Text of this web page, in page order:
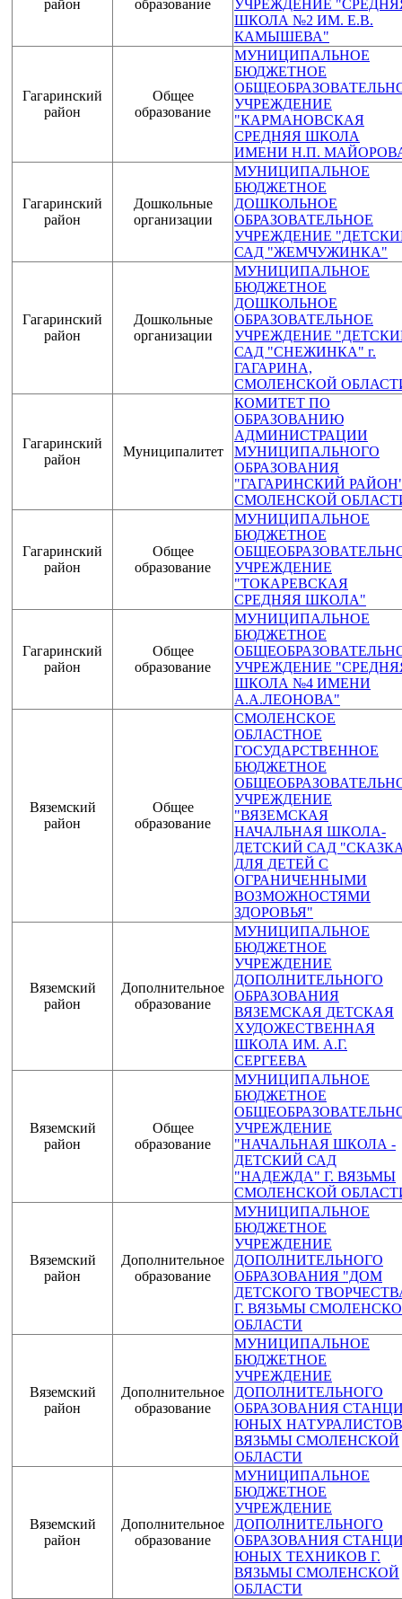
район образование
УЧРЕЖДЕНИЕ
ШКОЛА №2 ИМ. Е.В.
КАМЫШЕВА"
Гагаринский
район
Общее
образование
МУНИЦИПАЛЬНОЕ
БЮДЖЕТНОЕ
УЧРЕЖДЕНИЕ
"КАРМАНОВСКАЯ
СРЕДНЯЯ ШКОЛА
ИМЕНИ Н.П.
Гагаринский
район
Дошкольные
организации
МУНИЦИПАЛЬНОЕ
БЮДЖЕТНОЕ
ДОШКОЛЬНОЕ
ОБРАЗОВАТЕЛЬНОЕ
УЧРЕЖДЕНИЕ
САД "ЖЕМЧУЖИНКА"
Гагаринский
район
Дошкольные
организации
МУНИЦИПАЛЬНОЕ
БЮДЖЕТНОЕ
ДОШКОЛЬНОЕ
ОБРАЗОВАТЕЛЬНОЕ
УЧРЕЖДЕНИЕ
САД "СНЕЖИНКА" г.
ГАГАРИНА,
СМОЛЕНСКОЙ
Гагаринский
район
Муниципалитет
КОМИТЕТ ПО
ОБРАЗОВАНИЮ
АДМИНИСТРАЦИИ
МУНИЦИПАЛЬНОГО
ОБРАЗОВАНИЯ
"ГАГАРИНСКИЙ
СМОЛЕНСКОЙ
Гагаринский
район
Общее
образование
МУНИЦИПАЛЬНОЕ
БЮДЖЕТНОЕ
УЧРЕЖДЕНИЕ
"ТОКАРЕВСКАЯ
СРЕДНЯЯ ШКОЛА"
Гагаринский
район
Общее
образование
МУНИЦИПАЛЬНОЕ
БЮДЖЕТНОЕ
УЧРЕЖДЕНИЕ
ШКОЛА №4 ИМЕНИ
А.А.ЛЕОНОВА"
Вяземский
район
Общее
образование
СМОЛЕНСКОЕ
ОБЛАСТНОЕ
ГОСУДАРСТВЕННОЕ
БЮДЖЕТНОЕ
УЧРЕЖДЕНИЕ
"ВЯЗЕМСКАЯ
НАЧАЛЬНАЯ ШКОЛА-
ДЕТСКИЙ САД
ДЛЯ ДЕТЕЙ С
ОГРАНИЧЕННЫМИ
ВОЗМОЖНОСТЯМИ
ЗДОРОВЬЯ"
Вяземский
район
Дополнительное
образование
МУНИЦИПАЛЬНОЕ
БЮДЖЕТНОЕ
УЧРЕЖДЕНИЕ
ДОПОЛНИТЕЛЬНОГО
ОБРАЗОВАНИЯ
ВЯЗЕМСКАЯ ДЕТСКАЯ
ХУДОЖЕСТВЕННАЯ
ШКОЛА ИМ. А.Г.
СЕРГЕЕВА
Вяземский
район
Общее
образование
МУНИЦИПАЛЬНОЕ
БЮДЖЕТНОЕ
УЧРЕЖДЕНИЕ
"НАЧАЛЬНАЯ ШКОЛА -
ДЕТСКИЙ САД
"НАДЕЖДА" Г. ВЯЗЬМЫ
СМОЛЕНСКОЙ
Вяземский
район
Дополнительное
образование
МУНИЦИПАЛЬНОЕ
БЮДЖЕТНОЕ
УЧРЕЖДЕНИЕ
ДОПОЛНИТЕЛЬНОГО
ОБРАЗОВАНИЯ "ДОМ
ДЕТСКОГО
Г. ВЯЗЬМЫ
ОБЛАСТИ
Вяземский
район
Дополнительное
образование
МУНИЦИПАЛЬНОЕ
БЮДЖЕТНОЕ
УЧРЕЖДЕНИЕ
ДОПОЛНИТЕЛЬНОГО
ОБРАЗОВАНИЯ
ЮНЫХ НАТУРАЛИСТОВ
ВЯЗЬМЫ СМОЛЕНСКОЙ
ОБЛАСТИ
Вяземский
район
Дополнительное
образование
МУНИЦИПАЛЬНОЕ
БЮДЖЕТНОЕ
УЧРЕЖДЕНИЕ
ДОПОЛНИТЕЛЬНОГО
ОБРАЗОВАНИЯ
ЮНЫХ ТЕХНИКОВ Г.
ВЯЗЬМЫ СМОЛЕНСКОЙ
ОБЛАСТИ